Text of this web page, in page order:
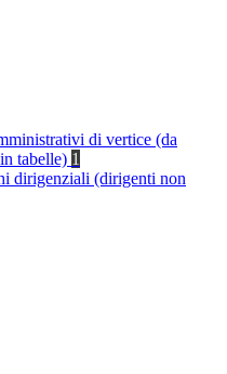
di vertice (da
tabelle) 1
dirigenziali (dirigenti non